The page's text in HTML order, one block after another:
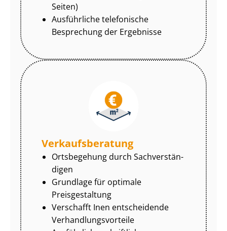
Seiten)
Ausführliche telefonische
Besprechung der Ergebnisse
Ver­kaufs­be­ra­tung
Ortsbegehung durch Sach­ver­stän­
di­gen
Grundlage für optimale
Preisgestaltung
Verschafft Inen entscheidende
Ver­hand­lungs­vor­tei­le